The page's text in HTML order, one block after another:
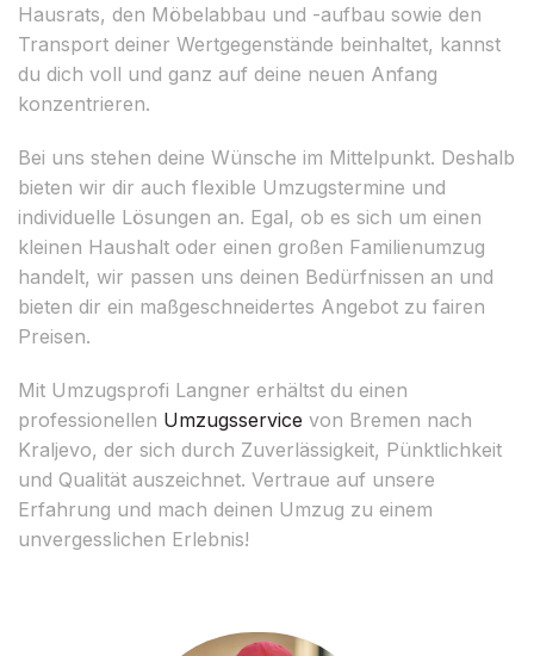
Hausrats, den Möbelabbau und -aufbau sowie den
Transport deiner Wertgegenstände beinhaltet, kannst
du dich voll und ganz auf deine neuen Anfang
konzentrieren.
Bei uns stehen deine Wünsche im Mittelpunkt. Deshalb
bieten wir dir auch flexible Umzugstermine und
individuelle Lösungen an. Egal, ob es sich um einen
kleinen Haushalt oder einen großen Familienumzug
handelt, wir passen uns deinen Bedürfnissen an und
bieten dir ein maßgeschneidertes Angebot zu fairen
Preisen.
Mit Umzugsprofi Langner erhältst du einen
professionellen Umzugsservice von Bremen nach
Kraljevo, der sich durch Zuverlässigkeit, Pünktlichkeit
und Qualität auszeichnet. Vertraue auf unsere
Erfahrung und mach deinen Umzug zu einem
unvergesslichen Erlebnis!